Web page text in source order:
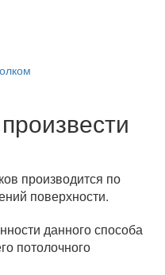
произвести
производится по
поверхности.
данного способа
потолочного